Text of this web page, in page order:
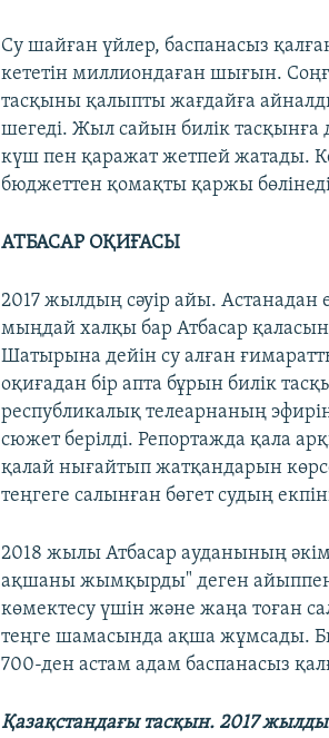
Су шайған үйлер, баспанасыз
кететін миллиондаған шығын.
тасқыны қалыпты жағдайға
шегеді. Жыл сайын билік тасқынға
күш пен қаражат жетпей жатады.
бюджеттен қомақты қаржы
АТБАСАР ОҚИҒАСЫ
2017 жылдың сәуір айы. Астанадан
мыңдай халқы бар Атбасар
Шатырына дейін су алған
оқиғадан бір апта бұрын билік
республикалық телеарнаның
сюжет берілді. Репортажда қала
қалай нығайтып жатқандарын
теңгеге салынған бөгет судың
2018 жылы Атбасар ауданының
ақшаны жымқырды" деген айыппен
көмектесу үшін және жаңа тоған
теңге шамасында ақша жұмсады.
700-ден астам адам баспанасыз
Қазақстандағы тасқын. 2017